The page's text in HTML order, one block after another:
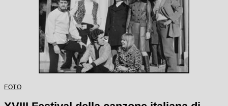
FOTO